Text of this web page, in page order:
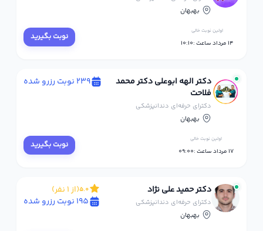
بهبهان
اولین نوبت خالی
14 مرداد ساعت :10:10
نوبت بگیرید
دکتر الهه ابوعلی دکتر محمد
فلاحت
دکترای حرفه‌ای دندانپزشکی
بهبهان
239 نوبت رزرو شده
اولین نوبت خالی
17 مرداد ساعت :09:00
نوبت بگیرید
دکتر حمید علی نژاد
دکترای حرفه‌ای دندانپزشکی
بهبهان
5.0(از 1 نفر)
195 نوبت رزرو شده